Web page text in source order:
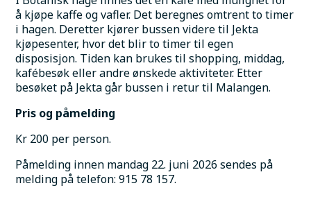
å kjøpe kaffe og vafler. Det beregnes omtrent to timer
i hagen. Deretter kjører bussen videre til Jekta
kjøpesenter, hvor det blir to timer til egen
disposisjon. Tiden kan brukes til shopping, middag,
kafébesøk eller andre ønskede aktiviteter. Etter
besøket på Jekta går bussen i retur til Malangen.
Pris og påmelding
Kr 200 per person.
Påmelding innen mandag 22. juni 2026 sendes på
melding på telefon: 915 78 157.